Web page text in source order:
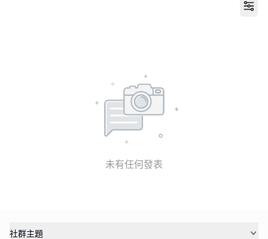
未有任何發表
社群主題